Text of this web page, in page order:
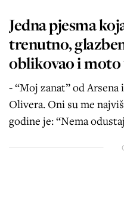
Jedna pjesma
trenutno,
oblikovao i moto
- “Moj zanat” od
Olivera. Oni su me
godine je: “Nema